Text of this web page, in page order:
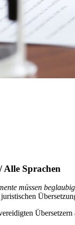
Alle Sprachen
müssen